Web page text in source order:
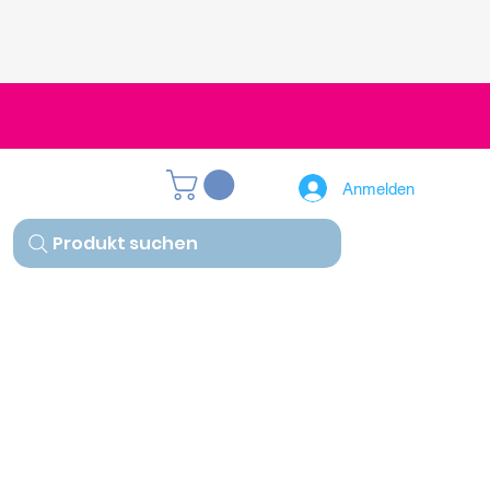
Produkt suchen
Anmelden